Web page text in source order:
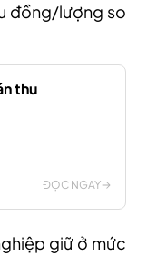
đồng/lượng so
thu
ĐỌC NGAY
giữ ở mức